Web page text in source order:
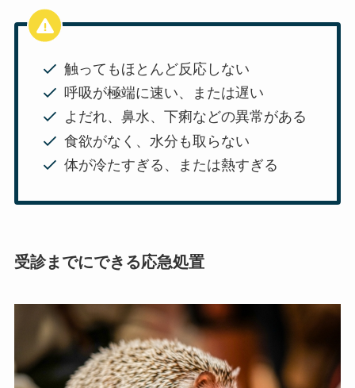
触ってもほとんど反応しない
呼吸が極端に速い、または遅い
よだれ、鼻水、下痢などの異常がある
食欲がなく、水分も取らない
体が冷たすぎる、または熱すぎる
受診までにできる応急処置